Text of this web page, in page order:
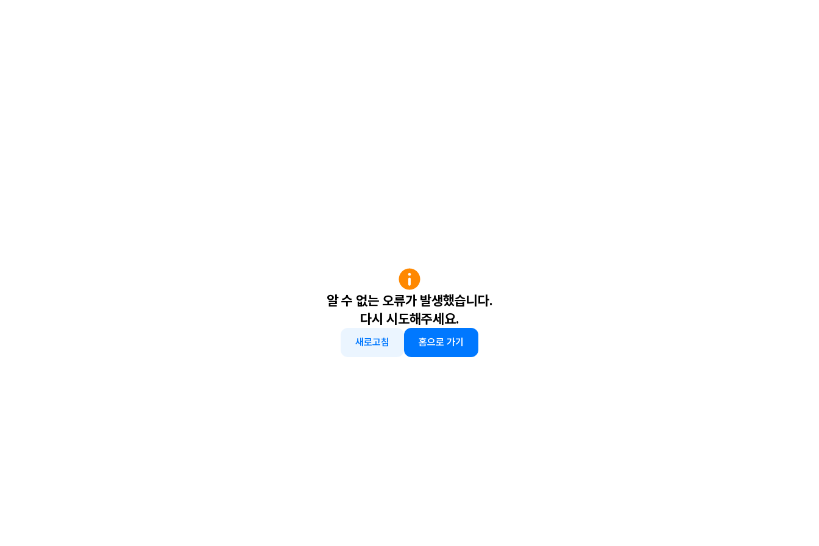
알 수 없는 오류가 발생했습니다.
다시 시도해주세요.
새로고침 홈으로 가기